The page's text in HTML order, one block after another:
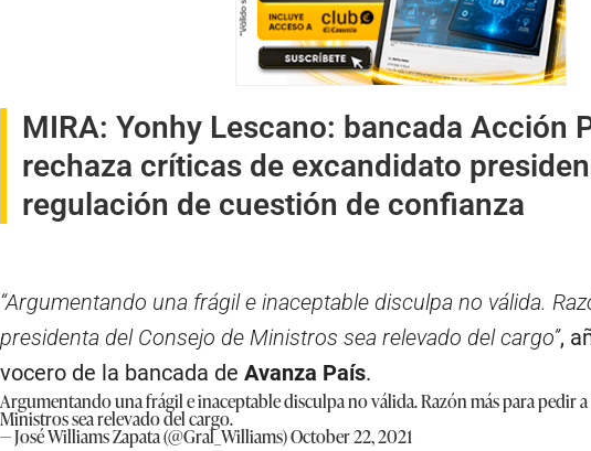
MIRA: Yonhy Lescano: bancada Acción
rechaza críticas de excandidato
regulación de cuestión de confianza
“Argumentando una frágil e inaceptable disculpa no válida.
presidenta del Consejo de Ministros sea relevado del cargo”,
vocero de la bancada de Avanza País.
Argumentando una frágil e inaceptable disculpa no válida. Razón más para pedir
Ministros sea relevado del cargo.
— José Williams Zapata (@Gral_Williams)October 22, 2021